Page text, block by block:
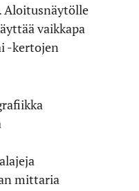
Aloitusnäytölle
vaikkapa
-kertojen
mittaria